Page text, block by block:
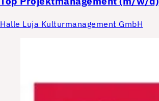
Halle Luja Kulturmanagement GmbH